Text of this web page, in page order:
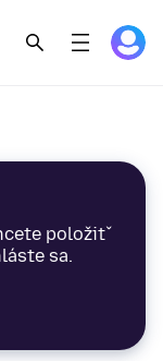
položiť
sa.